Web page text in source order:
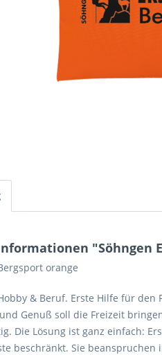
"Söhngen
orange
& Beruf. Erste Hilfe für
Genuß soll die Freizeit
Die Lösung ist ganz einfach:
beschränkt. Sie